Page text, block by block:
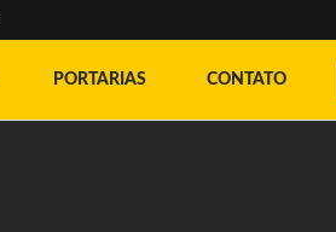
PORTARIAS CONTATO